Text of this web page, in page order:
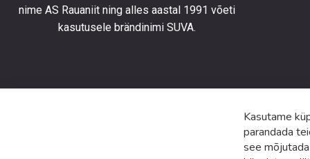
nime AS Rauaniit ning alles aastal 1991 võeti
kasutusele brändinimi SUVA.
Kasutame
parandada
see